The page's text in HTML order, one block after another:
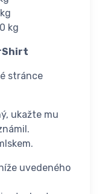
kg
stránce
ukažte mu
uvedeného